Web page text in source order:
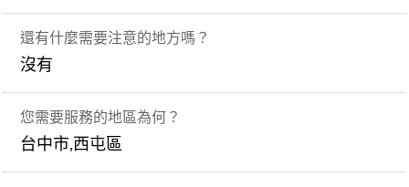
還有什麼需要注意的地方嗎？
沒有
您需要服務的地區為何？
台中市,西屯區